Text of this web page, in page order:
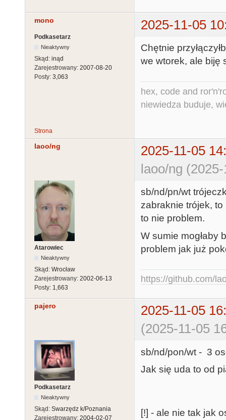
mono 2025-11-05
Podkasetarz
Nieaktywny
Skąd: inąd
Zarejestrowany: 2007-08-20
Posty: 3,063
Chętnie
we wtorek, ale biję
hex, code and
niewiedza buduje,
Strona
laoo/ng
2025-11-05
laoo/ng
Atarowiec
Nieaktywny
Skąd: Wrocław
Zarejestrowany: 2002-06-13
Posty: 1,663
sb/nd/pn/wt
zabraknie trójek,
to nie problem.
W sumie mogłaby
problem jak już
https://github.com/
pajero
2025-11-05
(2025-11-05
Podkasetarz
Nieaktywny
Skąd: Swarzędz k/Poznania
Zarejestrowany: 2004-02-07
sb/nd/pon/wt - 3
Jak się uda to od
[!] - ale nie tak jak